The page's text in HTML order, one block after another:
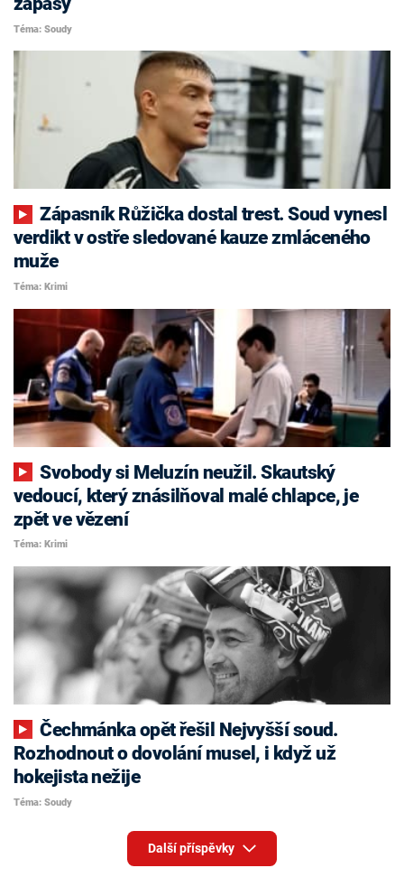
Téma: Soudy
Zápasník Růžička dostal trest. Soud vynesl
verdikt v ostře sledované kauze zmláceného
muže
Téma: Krimi
Svobody si Meluzín neužil. Skautský
vedoucí, který znásilňoval malé chlapce, je
zpět ve vězení
Téma: Krimi
Čechmánka opět řešil Nejvyšší soud.
Rozhodnout o dovolání musel, i když už
hokejista nežije
Téma: Soudy
Další příspěvky